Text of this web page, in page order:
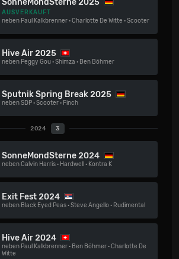
SonneMondSterne 2025
AUSVERKAUFT
neben Paul Kalkbrenner·Charlotte De Witte ·Scooter
Hive Air 2025
neben Peggy Gou·Shimza · Ben Böhmer
Sputnik Spring Break 2025
nebenSDP·Scooter· Finch
2024 3
SonneMondSterne 2024
nebenCalvin Harris· Hardwell · Kontra K
Exit Fest 2024
neben Black Eyed Peas·Steve Angello · Rudimental
Hive Air 2024
neben Paul Kalkbrenner· Ben Böhmer·Charlotte De
Witte